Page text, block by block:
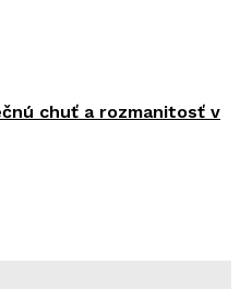
chuť a rozmanitosť v